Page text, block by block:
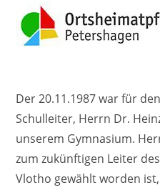
Der 20.11.1987 war für
Schulleiter, Herrn Dr.
unserem Gymnasium.
zum zukünftigen Leiter
Vlotho gewählt worden